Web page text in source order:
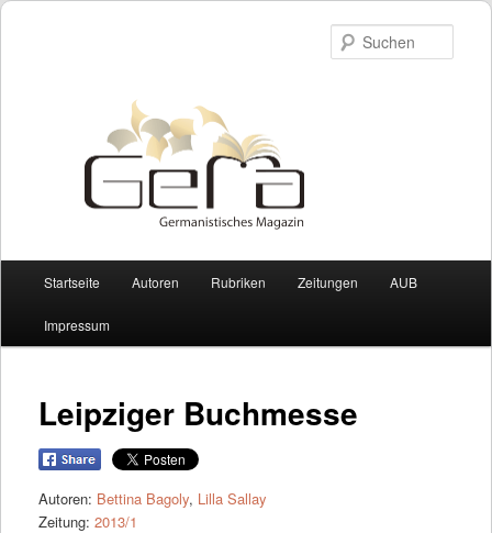
Zum Inhalt wechseln
Zum sekundären Inhalt wechseln
Startseite Autoren Rubriken Zeitungen AUB
Impressum
Leipziger Buchmesse
Autoren: Bettina Bagoly, Lilla Sallay
Zeitung: 2013/1